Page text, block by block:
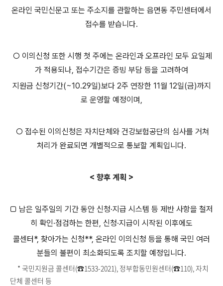
온라인 국민신문고 또는 주소지를 관할하는 읍면동 주민센터에서
접수를 받습니다.
○ 이의신청 또한 시행 첫 주에는 온라인과 오프라인 모두 요일제
가 적용되나, 접수기간은 증빙 부담 등을 고려하여
지원금 신청기간(~10.29일)보다 2주 연장한 11월 12일(금)까지
로 운영할 예정이며,
○ 접수된 이의신청은 자치단체와 건강보험공단의 심사를 거쳐
처리가 완료되면 개별적으로 통보할 계획입니다.
< 향후 계획 >
□ 남은 일주일의 기간 동안 신청·지급 시스템 등 제반 사항을 철저
히 확인·점검하는 한편, 신청·지급이 시작된 이후에도
콜센터*, 찾아가는 신청**, 온라인 이의신청 등을 통해 국민 여러
분들의 불편이 최소화되도록 조치할 예정입니다.
* 국민지원금 콜센터(☎1533-2021), 정부합동민원센터(☎110), 자치
단체 콜센터 등